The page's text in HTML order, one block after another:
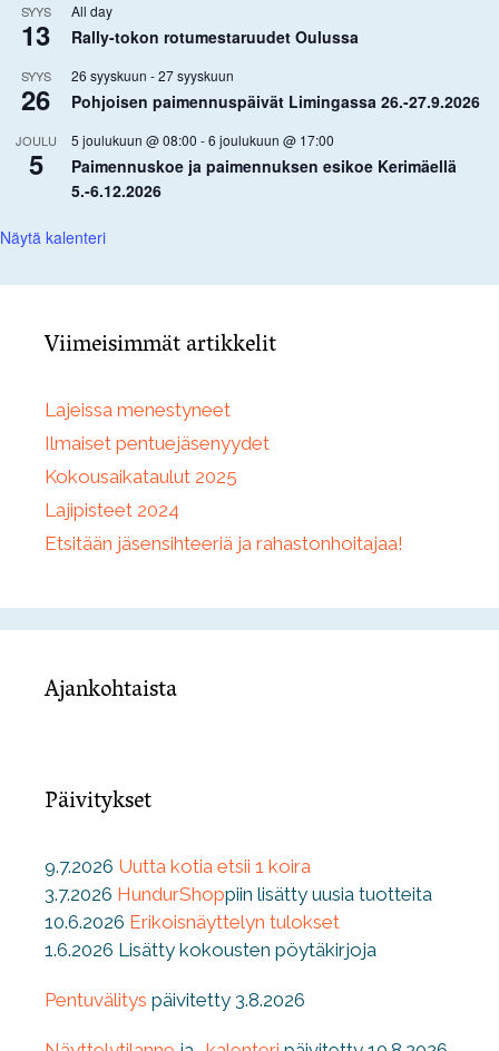
SYYS
13
All day
Rally-tokon rotumestaruudet Oulussa
SYYS
26
26 syyskuun -27 syyskuun
Pohjoisen paimennuspäivät Limingassa 26.-27.9.2026
JOULU
5
5 joulukuun @ 08:00 -6 joulukuun @ 17:00
Paimennuskoe ja paimennuksen esikoe Kerimäellä
5.-6.12.2026
Näytä kalenteri
Viimeisimmät artikkelit
Lajeissa menestyneet
Ilmaiset pentuejäsenyydet
Kokousaikataulut 2025
Lajipisteet 2024
Etsitään jäsensihteeriä ja rahastonhoitajaa!
Ajankohtaista
Päivitykset
9.7.2026 Uutta kotia etsii 1 koira
3.7.2026 HundurShoppiin lisätty uusia tuotteita
10.6.2026 Erikoisnäyttelyn tulokset
1.6.2026 Lisätty kokousten pöytäkirjoja
Pentuvälitys päivitetty 3.8.2026